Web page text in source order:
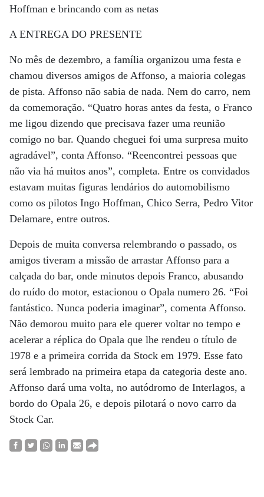
Hoffman e brincando com as netas
A ENTREGA DO PRESENTE
No mês de dezembro, a família organizou uma festa e
chamou diversos amigos de Affonso, a maioria colegas
de pista. Affonso não sabia de nada. Nem do carro, nem
da comemoração. “Quatro horas antes da festa, o Franco
me ligou dizendo que precisava fazer uma reunião
comigo no bar. Quando cheguei foi uma surpresa muito
agradável”, conta Affonso. “Reencontrei pessoas que
não via há muitos anos”, completa. Entre os convidados
estavam muitas figuras lendários do automobilismo
como os pilotos Ingo Hoffman, Chico Serra, Pedro Vitor
Delamare, entre outros.
Depois de muita conversa relembrando o passado, os
amigos tiveram a missão de arrastar Affonso para a
calçada do bar, onde minutos depois Franco, abusando
do ruído do motor, estacionou o Opala numero 26. “Foi
fantástico. Nunca poderia imaginar”, comenta Affonso.
Não demorou muito para ele querer voltar no tempo e
acelerar a réplica do Opala que lhe rendeu o título de
1978 e a primeira corrida da Stock em 1979. Esse fato
será lembrado na primeira etapa da categoria deste ano.
Affonso dará uma volta, no autódromo de Interlagos, a
bordo do Opala 26, e depois pilotará o novo carro da
Stock Car.